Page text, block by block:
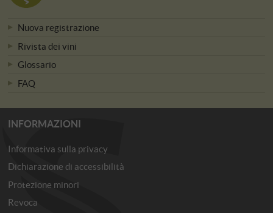
Nuova registrazione
Rivista dei vini
Glossario
FAQ
INFORMAZIONI
Informativa sulla privacy
Dichiarazione di accessibilità
Protezione minori
Revoca